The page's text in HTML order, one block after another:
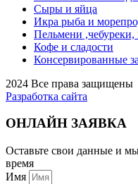
Сыры и яйца
Икра рыба и
Пельмени
Кофе и сладости
Консервированные
2024 Все права защищены
Разработка сайта
ОНЛАЙН ЗАЯВКА
Оставьте свои данные и
время
Имя